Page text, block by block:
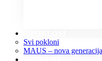
Svi pokloni
MAUS – nova